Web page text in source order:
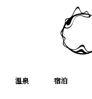
温泉 宿泊